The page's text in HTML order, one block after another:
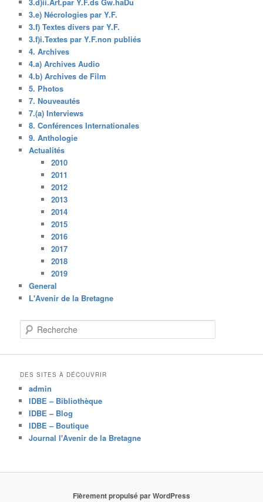
3.d)ii.Art.par Y.F.ds Gw.haDu
3.e) Nécrologies par Y.F.
3.f) Textes divers par Y.F.
3.f)i.Textes par Y.F.non publiés
4. Archives
4.a) Archives Audio
4.b) Archives de Film
5. Photos
7. Nouveautés
7.(a) Interviews
8. Conférences Internationales
9. Anthologie
Actualités
2010
2011
2012
2013
2014
2015
2016
2017
2018
2019
General
L'Avenir de la Bretagne
e
e
c
h
e
DES SITES À DÉCOUVRIR
admin
IDBE – Bibliothèque
IDBE – Blog
IDBE – Boutique
Journal l'Avenir de la Bretagne
Fièrement propulsé par WordPress